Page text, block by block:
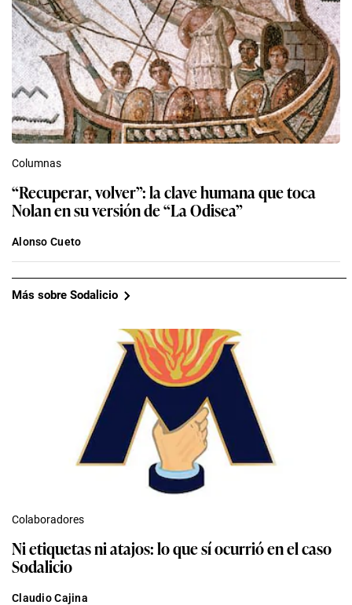
Columnas
“Recuperar, volver”: la clave humana que toca
Nolan en su versión de “La Odisea”
Alonso Cueto
Más sobre Sodalicio
Colaboradores
Ni etiquetas ni atajos: lo que sí ocurrió en el caso
Sodalicio
Claudio Cajina